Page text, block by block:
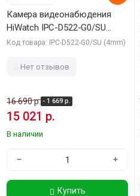
Камера видеонабюдения
HiWatch IPC-D522-G0/SU
(4mm)
Код товара: IPC-D522-G0/SU (4mm)
Нет отзывов
16 690 р. - 1 669 р.
15 021 р.
В наличии
− +
Купить